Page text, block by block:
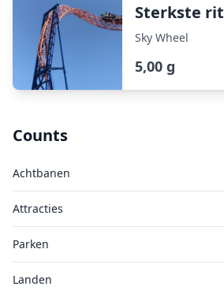
Sterkste rit
Sky Wheel
5,00 g
Counts
Achtbanen
Attracties
Parken
Landen